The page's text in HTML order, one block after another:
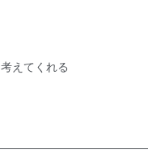
えてくれる